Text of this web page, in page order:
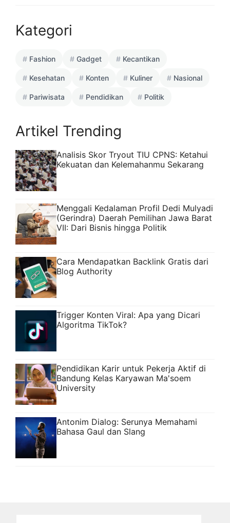
Kategori
Fashion Gadget Kecantikan
Kesehatan Konten Kuliner Nasional
Pariwisata Pendidikan Politik
Artikel Trending
Analisis Skor Tryout TIU CPNS: Ketahui
Kekuatan dan Kelemahanmu Sekarang
Menggali Kedalaman Profil Dedi Mulyadi
(Gerindra) Daerah Pemilihan Jawa Barat
VII: Dari Bisnis hingga Politik
Cara Mendapatkan Backlink Gratis dari
Blog Authority
Trigger Konten Viral: Apa yang Dicari
Algoritma TikTok?
Pendidikan Karir untuk Pekerja Aktif di
Bandung Kelas Karyawan Ma'soem
University
Antonim Dialog: Serunya Memahami
Bahasa Gaul dan Slang